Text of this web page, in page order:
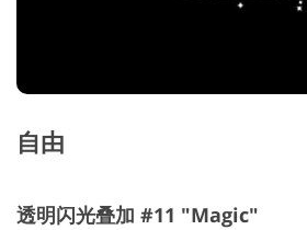
自由
透明闪光叠加 #11 "Magic"